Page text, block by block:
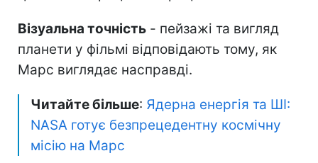
Візуальна точність - пейзажі та вигляд
планети у фільмі відповідають тому, як
Марс виглядає насправді.
Читайте більше: Ядерна енергія та ШІ:
NASA готує безпрецедентну космічну
місію на Марс